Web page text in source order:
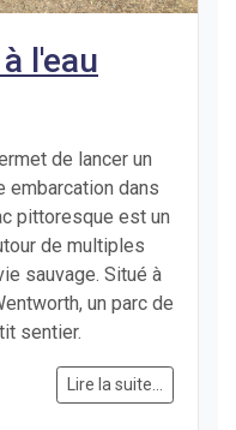
l'eau
de lancer un
embarcation dans
pittoresque est un
de multiples
sauvage. Situé à
un parc de
sentier.
Lire la suite...